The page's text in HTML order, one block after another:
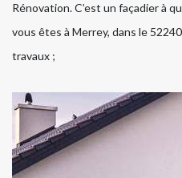
Rénovation. C’est un façadier à
vous êtes à Merrey, dans le
travaux ;